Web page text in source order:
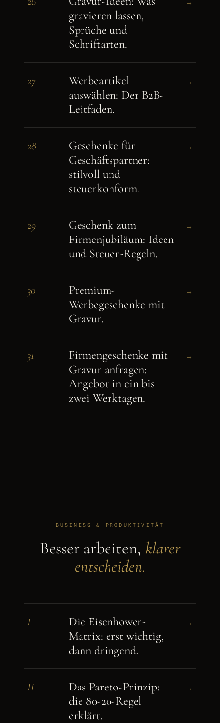
gravieren lassen,
Sprüche und
Schriftarten.
→
27
Werbeartikel
auswählen: Der B2B-
Leitfaden.
→
28
Geschenke für
Geschäftspartner:
stilvoll und
steuerkonform.
→
29
Geschenk zum
Firmenjubiläum: Ideen
und Steuer-Regeln.
→
30
Premium-
Werbegeschenke mit
Gravur.
→
31
Firmengeschenke mit
Gravur anfragen:
Angebot in ein bis
zwei Werktagen.
→
BUSINESS & PRODUKTIVITÄT
Besser arbeiten, klarer
entscheiden.
I
Die Eisenhower-
Matrix: erst wichtig,
dann dringend.
→
II
Das Pareto-Prinzip:
die 80-20-Regel
erklärt.
→